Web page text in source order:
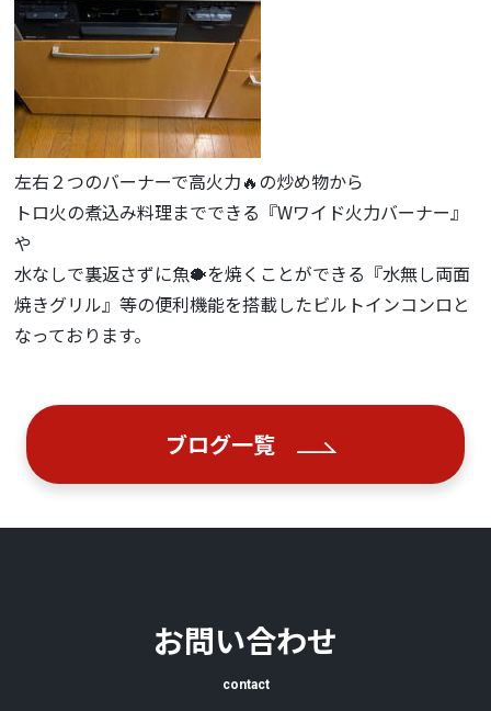
左右２つのバーナーで高火力🔥の炒め物から
トロ火の煮込み料理までできる『Wワイド火力バーナー』
や
水なしで裏返さずに魚🐡を焼くことができる『水無し両面
焼きグリル』等の便利機能を搭載したビルトインコンロと
なっております。
ブログ一覧
お問い合わせ
contact